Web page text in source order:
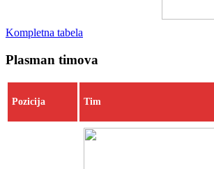
Kompletna tabela
Plasman timova
Pozicija Tim